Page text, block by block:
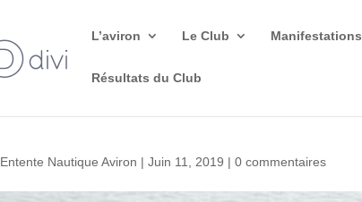
L’aviron Le Club Manifestations
Résultats du Club
Entente Nautique Aviron |Juin 11, 2019 |0 commentaires